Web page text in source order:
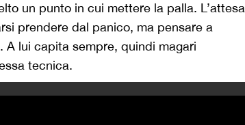
un punto in cui mettere la palla. L’attesa
prendere dal panico, ma pensare a
A lui capita sempre, quindi magari
tecnica.